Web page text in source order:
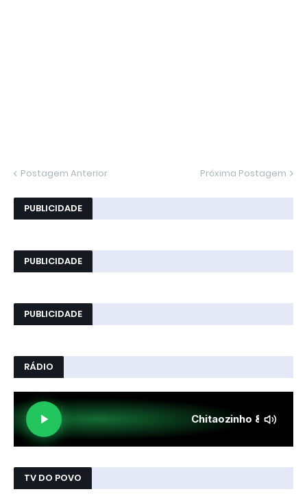
Postagem Anterior Próxima Postagem
PUBLICIDADE
PUBLICIDADE
PUBLICIDADE
RÁDIO
TV DO POVO